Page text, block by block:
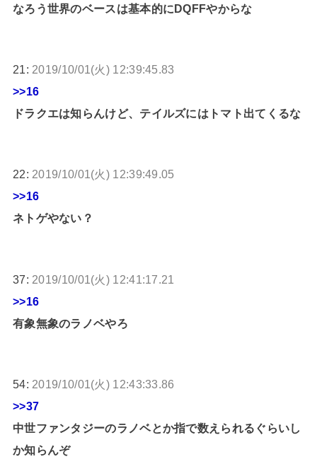
なろう世界のベースは基本的にDQFFやからな
21: 2019/10/01(火) 12:39:45.83
>>16
ドラクエは知らんけど、テイルズにはトマト出てくるな
22: 2019/10/01(火) 12:39:49.05
>>16
ネトゲやない？
37: 2019/10/01(火) 12:41:17.21
>>16
有象無象のラノベやろ
54: 2019/10/01(火) 12:43:33.86
>>37
中世ファンタジーのラノベとか指で数えられるぐらいし
か知らんぞ